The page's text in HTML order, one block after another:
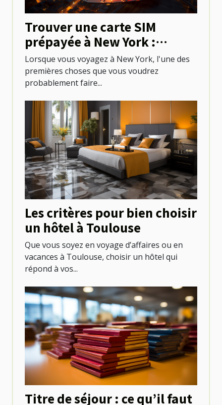
Trouver une carte SIM
prépayée à New York :
options et emplacements
Lorsque vous voyagez à New York, l'une des
premières choses que vous voudrez
probablement faire...
Les critères pour bien choisir
un hôtel à Toulouse
Que vous soyez en voyage d’affaires ou en
vacances à Toulouse, choisir un hôtel qui
répond à vos...
Titre de séjour : ce qu’il faut